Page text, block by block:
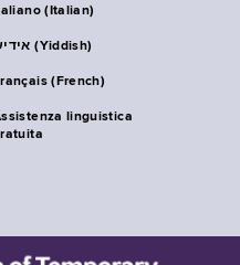
(Italian)
אידיש (Yiddish)
(French)
linguistica